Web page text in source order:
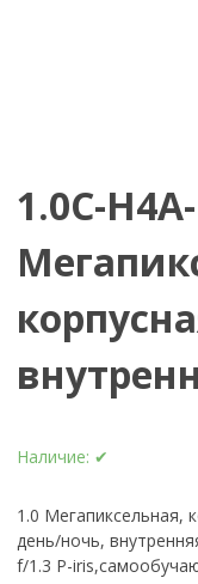
1.0C-
Наличие: ✔
1.0 Мегапиксельная,
день/ночь,
f/1.3 P-